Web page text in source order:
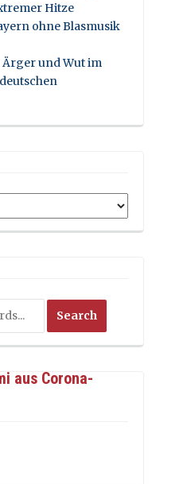
Hitze
ohne Blasmusik
Ärger und Wut im
aus Corona-